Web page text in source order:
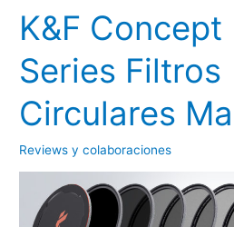
Artist
10
2ª
Gen
–
Evolucionando
mi
edición
K&F Concept
Series Filtros
Circulares
Reviews y colaboraciones